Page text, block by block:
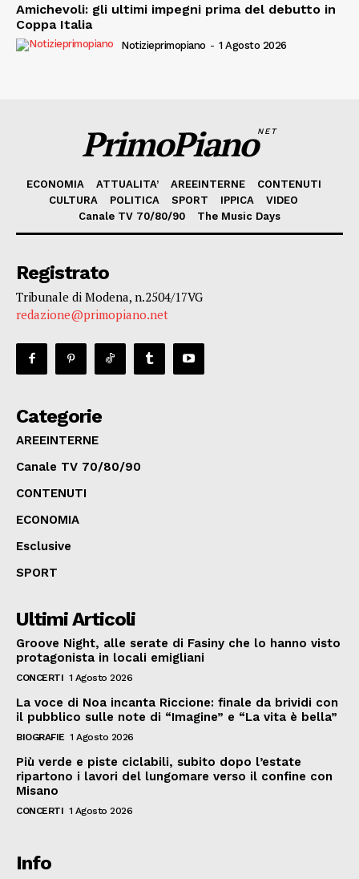
Amichevoli: gli ultimi impegni prima del debutto in
Coppa Italia
Notizieprimopiano - 1 Agosto 2026
PrimoPianoNET
ECONOMIA ATTUALITA’ AREEINTERNE
CONTENUTI
CULTURA
POLITICA SPORT IPPICA
VIDEO
Canale TV 70/80/90
The Music Days
Registrato
Tribunale di Modena, n.2504/17VG
redazione@primopiano.net
Categorie
AREEINTERNE
Canale TV 70/80/90
CONTENUTI
ECONOMIA
Esclusive
SPORT
Ultimi Articoli
Groove Night, alle serate di Fasiny che lo hanno visto
protagonista in locali emigliani
CONCERTI 1 Agosto 2026
La voce di Noa incanta Riccione: finale da brividi con
il pubblico sulle note di “Imagine” e “La vita è bella”
BIOGRAFIE 1 Agosto 2026
Più verde e piste ciclabili, subito dopo l’estate
ripartono i lavori del lungomare verso il confine con
Misano
CONCERTI 1 Agosto 2026
Info